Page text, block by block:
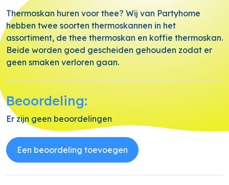
Thermoskan huren voor thee? Wij van Partyhome
hebben twee soorten thermoskannen in het
assortiment, de thee thermoskan en koffie thermoskan.
Beide worden goed gescheiden gehouden zodat er
geen smaken verloren gaan.
Beoordeling:
Er zijn geen beoordelingen
Een beoordeling toevoegen